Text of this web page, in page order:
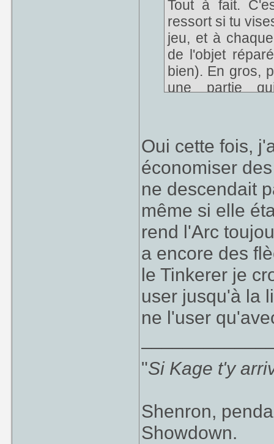
Tout à fait.
ressort si tu
jeu, et à
de l'objet
bien). En gros,
une partie
Oui cette fois,
économiser
ne descendait
même si elle
rend l'Arc
a encore des
le Tinkerer je
user jusqu'à la
ne l'user
"Si Kage t'y
Shenron,
Showdown.